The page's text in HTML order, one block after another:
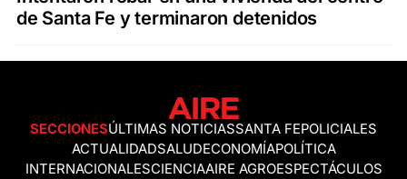
de Santa Fe y terminaron detenidos
SECCIONESÚLTIMAS NOTICIASSANTA FEPOLICIALES
ACTUALIDADSALUDECONOMÍAPOLÍTICA
INTERNACIONALESCIENCIAAIRE AGROESPECTÁCULOS